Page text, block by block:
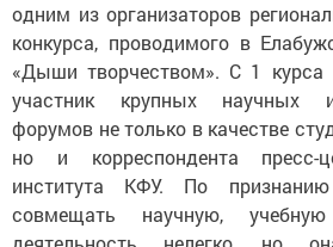
одним из организаторов
конкурса, проводимого в
«Дыши творчеством». С 1 курса
участник крупных научных
форумов не только в качестве
но и корреспондента пресс-
института КФУ. По
совмещать научную,